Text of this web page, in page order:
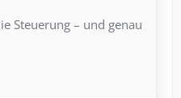
Steuerung – und genau